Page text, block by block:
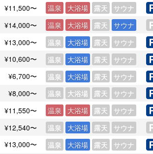
¥11,500〜 温泉 大浴場 露天 サウナ
¥14,000〜 温泉 大浴場 露天 サウナ
¥13,000〜 温泉 大浴場 露天 サウナ
¥10,600〜 温泉 大浴場 露天 サウナ
¥6,700〜 温泉 大浴場 露天 サウナ
¥8,000〜 温泉 大浴場 露天 サウナ
¥11,550〜 温泉 大浴場 露天 サウナ
¥12,540〜 温泉 大浴場 露天 サウナ
¥13,000〜 温泉 大浴場 露天 サウナ